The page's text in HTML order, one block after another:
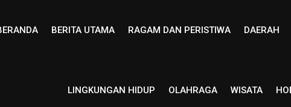
BERITA UTAMA RAGAM DAN PERISTIWA DAERAH
LINGKUNGAN HIDUP OLAHRAGA WISATA